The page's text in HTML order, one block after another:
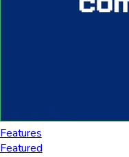
Features
Featured